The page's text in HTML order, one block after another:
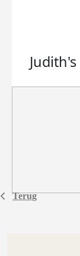
Terug
Judith's